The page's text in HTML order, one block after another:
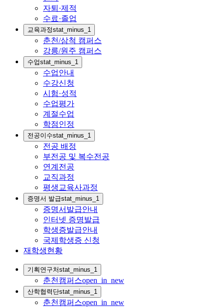
자퇴·제적
수료·졸업
교육과정stat_minus_1
춘천/삼척 캠퍼스
강릉/원주 캠퍼스
수업stat_minus_1
수업안내
수강신청
시험·성적
수업평가
계절수업
학점인정
전공이수stat_minus_1
전공 배정
부전공 및 복수전공
연계전공
교직과정
평생교육사과정
증명서 발급stat_minus_1
증명서발급안내
인터넷 증명발급
학생증발급안내
국제학생증 신청
재학생현황
기획연구처stat_minus_1
춘천캠퍼스open_in_new
산학협력단stat_minus_1
춘천캠퍼스open_in_new